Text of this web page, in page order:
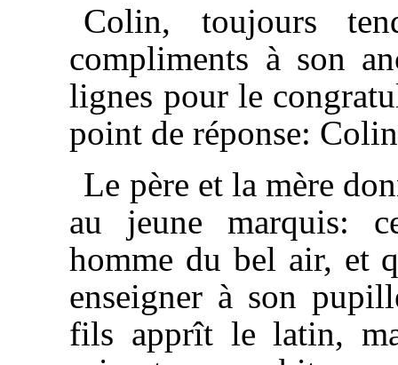
Colin, toujours
compliments à son
lignes pour le
point de réponse:
Le père et la mère
au jeune marquis:
homme du bel air, et
enseigner à son
fils apprît le latin,